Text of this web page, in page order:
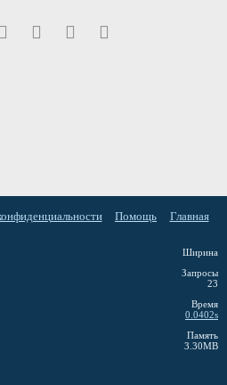
PinterestWhatsAppЭлектронная почта
Помощь Главная
Ширина
Запросы
23
Время
0.0402s
Память
3.30MB